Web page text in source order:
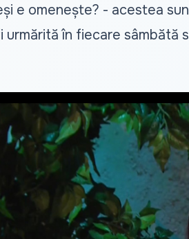
e omenește? - acestea
urmărită în fiecare sâmbătă